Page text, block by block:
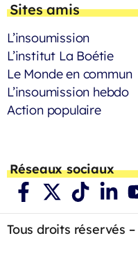
Sites amis
L’insoumission
L’institut La Boétie
Le Monde en commun
L’insoumission hebdo
Action populaire
Réseaux sociaux
Tous droits réservés –